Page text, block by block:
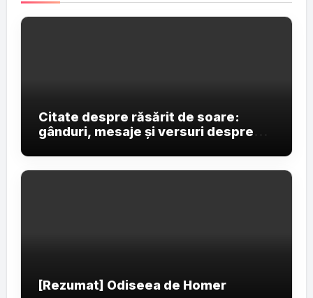
Citate despre răsărit de soare:
gânduri, mesaje și versuri despre
[Rezumat] Odiseea de Homer